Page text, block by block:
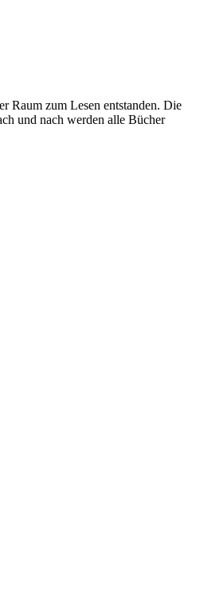
Raum zum Lesen entstanden. Die
und nach werden alle Bücher